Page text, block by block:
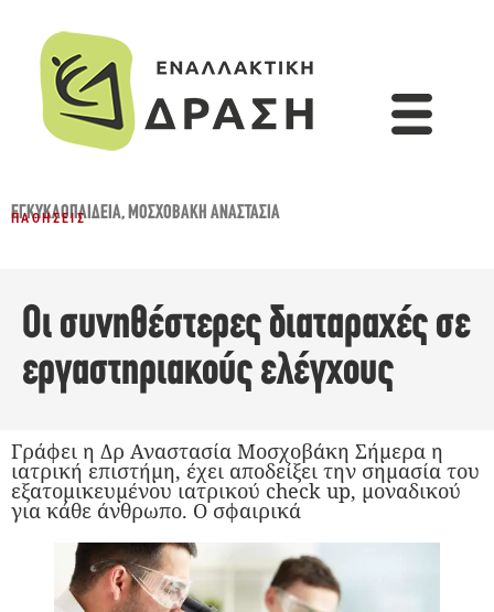
ΕΓΚΥΚΛΟΠΑΙΔΕΙΑ,ΜΟΣΧΟΒΆΚΗ ΑΝΑΣΤΑΣΊΑ
ΠΑΘΉΣΕΙΣ
Οι συνηθέστερες διαταραχές σε
εργαστηριακούς ελέγχους
Γράφει η Δρ Αναστασία Μοσχοβάκη Σήμερα η
ιατρική επιστήμη, έχει αποδείξει την σημασία του
εξατομικευμένου ιατρικού check up, μοναδικού
για κάθε άνθρωπο. Ο σφαιρικά